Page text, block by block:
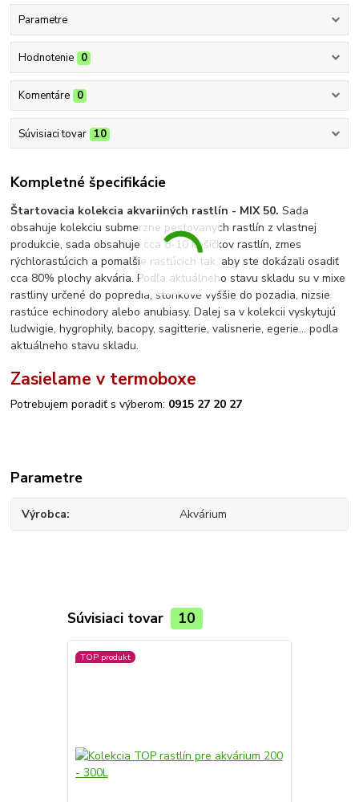
Parametre
Hodnotenie 0
Komentáre 0
Súvisiaci tovar 10
Kompletné špecifikácie
Štartovacia kolekcia akvarijných rastlín - MIX 50.Sada
obsahuje kolekciu submerzne pestovanych rastlín z vlastnej
produkcie, sada obsahuje cca 8-10 košíčkov rastlín, zmes
rýchlorastúcich a pomalšie rastúcich tak, aby ste dokázali osadiť
cca 80% plochy akvária. Podľa aktuálneho stavu skladu su v mixe
rastliny určené do popredia, stonkové vyššie do pozadia, nizsie
rastúce echinodory alebo anubiasy. Dalej sa v kolekcii vyskytujú
ludwigie, hygrophily, bacopy, sagitterie, valisnerie, egerie... podla
aktuálneho stavu skladu.
Zasielame v termoboxe
Potrebujem poradiť s výberom: 0915 27 20 27
Parametre
Výrobca Akvárium
Súvisiaci tovar 10
TOP produkt